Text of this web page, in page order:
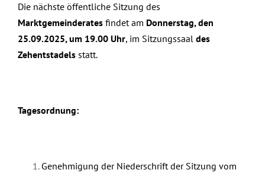
Die nächste öffentliche Sitzung des
Marktgemeinderates findet am Donnerstag, den
25.09.2025, um 19.00 Uhr, im Sitzungssaal des
Zehentstadels statt.
Tagesordnung:
Genehmigung der Niederschrift der Sitzung vom